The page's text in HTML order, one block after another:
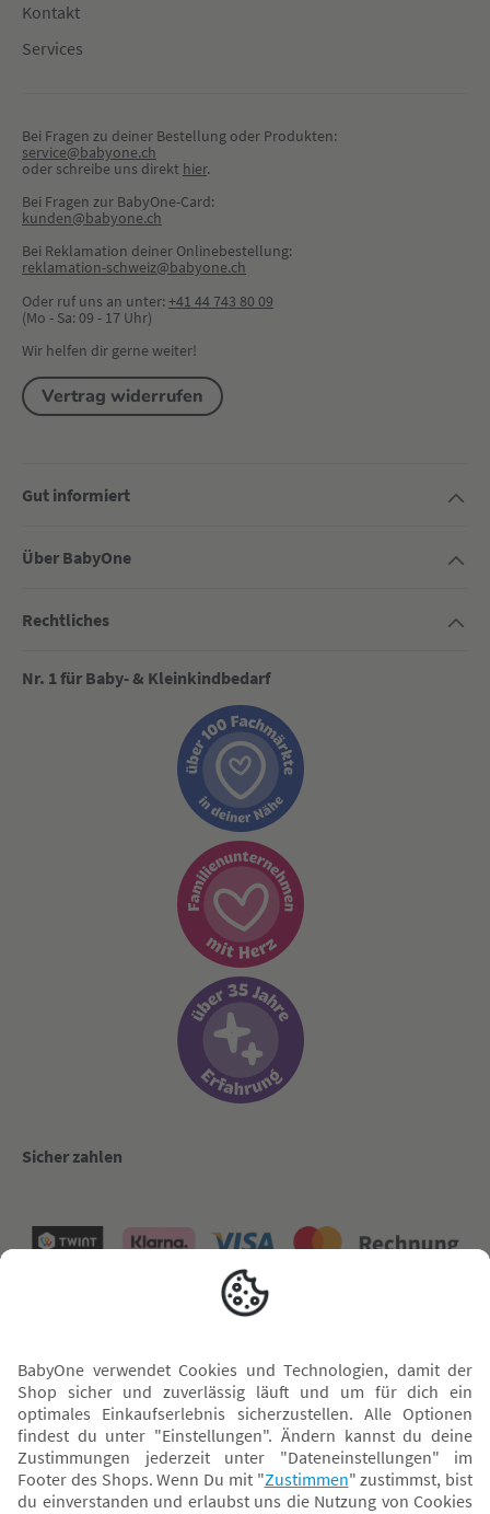
Kontakt
Services
Bei Fragen zu deiner Bestellung oder Produkten:
service@babyone.ch
oder schreibe uns direkt hier.
Bei Fragen zur BabyOne-Card:
kunden@babyone.ch
Bei Reklamation deiner Onlinebestellung:
reklamation-schweiz@babyone.ch
Oder ruf uns an unter:+41 44 743 80 09
(Mo - Sa: 09 - 17 Uhr)
Wir helfen dir gerne weiter!
Vertrag widerrufen
Gut informiert
Über BabyOne
Rechtliches
Nr. 1 für Baby- & Kleinkindbedarf
Sicher zahlen